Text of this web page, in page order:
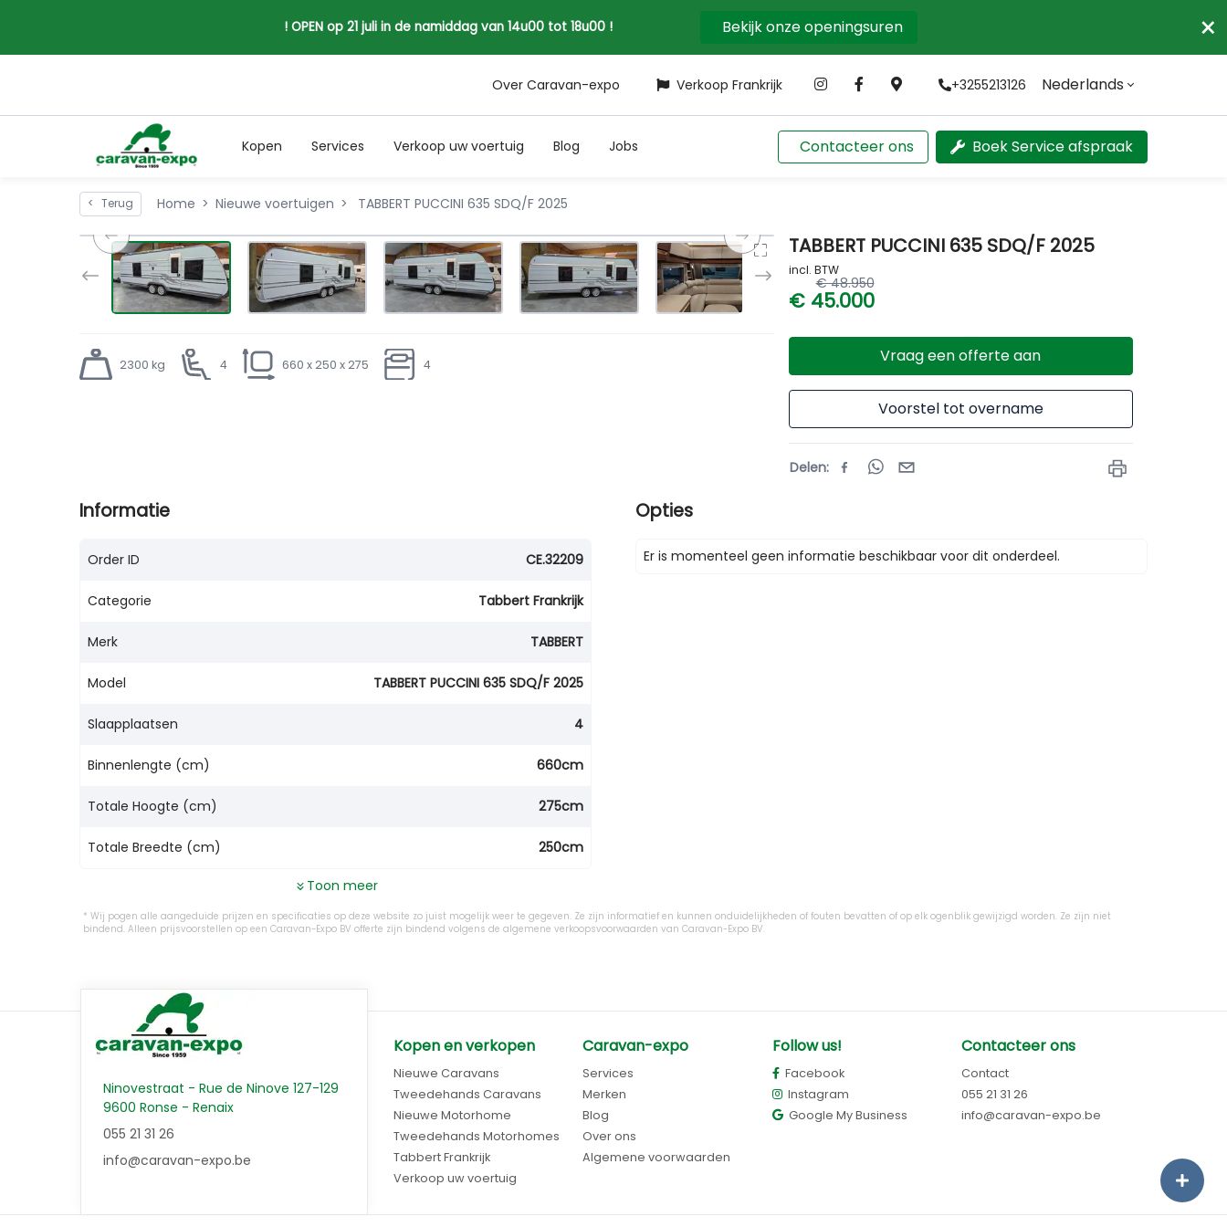
! OPEN op 21 juli in de namiddag van 14u00 tot 18u00 ! Bekijk onze openingsuren ×
Over Caravan-expo Verkoop Frankrijk +3255213126 Nederlands
Kopen Services Verkoop uw voertuig Blog Jobs Contacteer ons Boek Service afspraak
< Terug Home Nieuwe voertuigen TABBERT PUCCINI 635 SDQ/F 2025
2300 kg 4 660 x 250 x 275 4
TABBERT PUCCINI 635 SDQ/F 2025
incl. BTW
€ 48.950
€ 45.000
Vraag een offerte aan
Voorstel tot overname
Delen:
Informatie
Order ID CE.32209
Categorie Tabbert Frankrijk
Merk TABBERT
Model TABBERT PUCCINI 635 SDQ/F 2025
Slaapplaatsen 4
Binnenlengte (cm) 660cm
Totale Hoogte (cm) 275cm
Totale Breedte (cm) 250cm
Toon meer
Opties
Er is momenteel geen informatie beschikbaar voor dit onderdeel.
Wij pogen alle aangeduide prijzen en specificaties op deze website zo juist mogelijk weer te gegeven. Ze zijn informatief en kunnen onduidelijkheden of fouten bevatten of op elk ogenblik gewijzigd worden. Ze zijn niet
bindend. Alleen prijsvoorstellen op een Caravan-Expo BV offerte zijn bindend volgens de algemene verkoopsvoorwaarden van Caravan-Expo BV.
Ninovestraat - Rue de Ninove 127-129
9600 Ronse - Renaix
055 21 31 26
info@caravan-expo.be
Kopen en verkopen
Nieuwe Caravans
Tweedehands Caravans
Nieuwe Motorhome
Tweedehands Motorhomes
Tabbert Frankrijk
Verkoop uw voertuig
Caravan-expo
Services
Merken
Blog
Over ons
Algemene voorwaarden
Follow us!
Facebook
Instagram
Google My Business
Contacteer ons
Contact
055 21 31 26
info@caravan-expo.be